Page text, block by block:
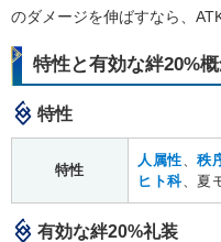
のダメージを伸ばすなら、
特性と有効な絆20%
特性
特性
人属性、秩
ヒト科、夏
有効な絆20%礼装